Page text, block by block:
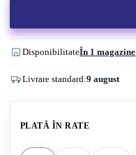
DisponibilitateÎn 1 magazine
Livrare standard:9 august
PLATĂ ÎN RATE